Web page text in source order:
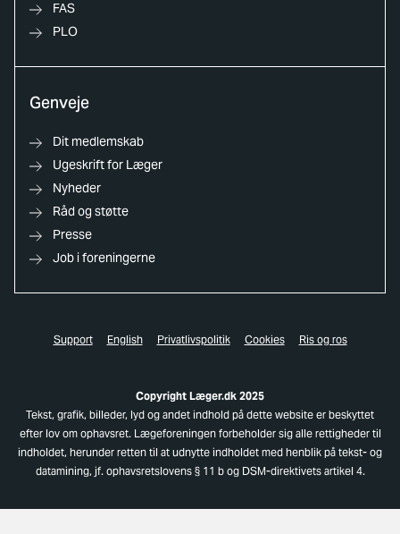
FAS
PLO
Genveje
Dit medlemskab
Ugeskrift for Læger
Nyheder
Råd og støtte
Presse
Job i foreningerne
Support English Privatlivspolitik Cookies Ris og ros
Copyright Læger.dk 2025
Tekst, grafik, billeder, lyd og andet indhold på dette website er beskyttet
efter lov om ophavsret. Lægeforeningen forbeholder sig alle rettigheder til
indholdet, herunder retten til at udnytte indholdet med henblik på tekst- og
datamining, jf. ophavsretslovens § 11 b og DSM-direktivets artikel 4.